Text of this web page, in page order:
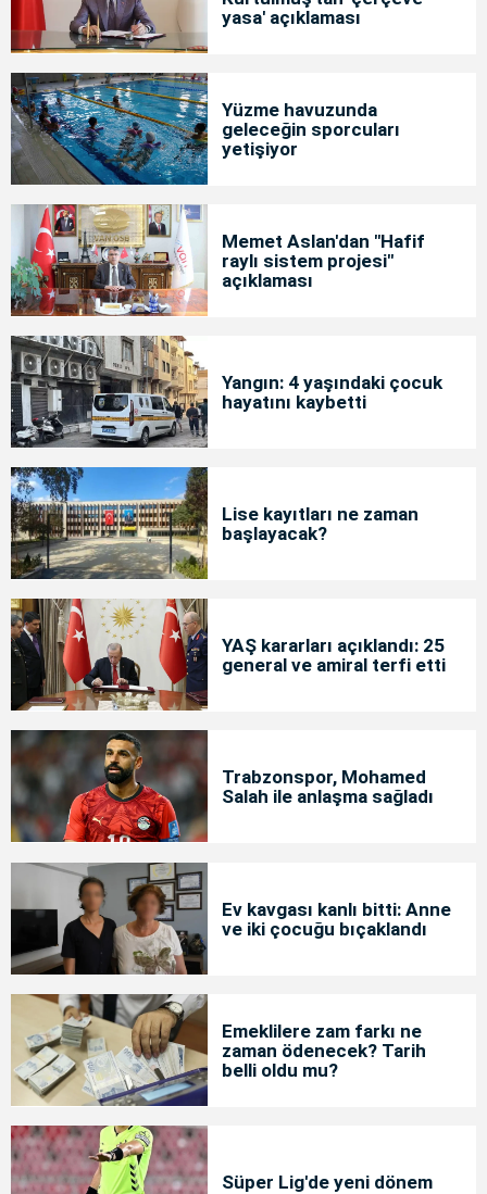
yasa' açıklaması
Yüzme havuzunda
geleceğin sporcuları
yetişiyor
Memet Aslan'dan "Hafif
raylı sistem projesi"
açıklaması
Yangın: 4 yaşındaki çocuk
hayatını kaybetti
Lise kayıtları ne zaman
başlayacak?
YAŞ kararları açıklandı: 25
general ve amiral terfi etti
Trabzonspor, Mohamed
Salah ile anlaşma sağladı
Ev kavgası kanlı bitti: Anne
ve iki çocuğu bıçaklandı
Emeklilere zam farkı ne
zaman ödenecek? Tarih
belli oldu mu?
Süper Lig'de yeni dönem